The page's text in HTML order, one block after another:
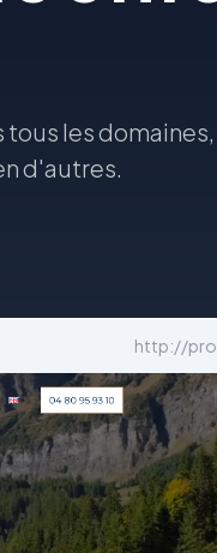
les domaines,
d'autres.
http://